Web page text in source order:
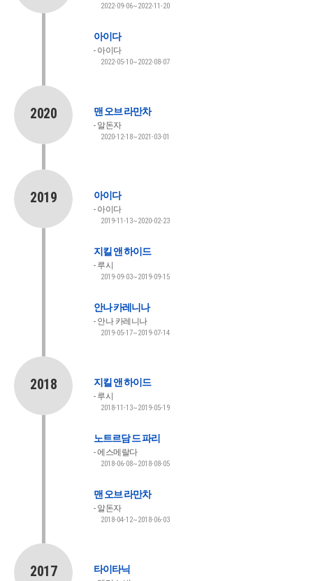
2022-09-06~2022-11-20
아이다
아이다
2022-05-10~2022-08-07
2020 맨 오브 라만차
알돈자
2020-12-18~2021-03-01
2019 아이다
아이다
2019-11-13~2020-02-23
지킬 앤 하이드
루시
2019-09-03~2019-09-15
안나 카레니나
안나 카레니나
2019-05-17~2019-07-14
2018 지킬 앤 하이드
루시
2018-11-13~2019-05-19
노트르담 드 파리
에스메랄다
2018-06-08~2018-08-05
맨 오브 라만차
알돈자
2018-04-12~2018-06-03
2017 타이타닉